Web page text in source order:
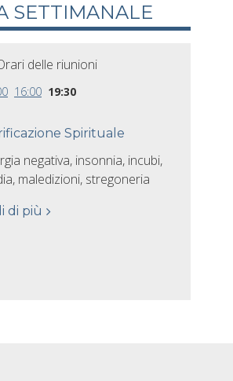
SETTIMANALE
delle riunioni
16:00 19:30
Spirituale
negativa, insonnia, incubi,
maledizioni, stregoneria
di più